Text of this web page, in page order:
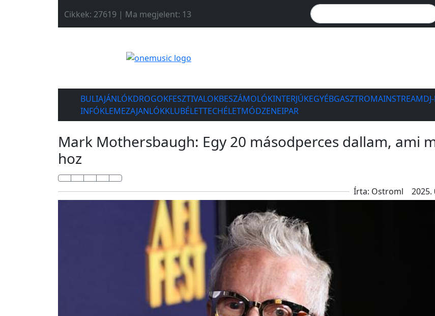
Cikkek: 27619 | Ma megjelent: 13
BULIAJÁNLÓKDROGOKFESZTIVALOKBESZÁMOLÓKINTERJÚKEGYÉBGASZTROMAINSTREAM
INFÓKLEMEZAJANLÓKKLUBÉLETTECHÉLETMÓDZENEIPAR
Mark Mothersbaugh: Egy 20 másodperces dallam, ami
hoz
Írta: Ostroml 2025.